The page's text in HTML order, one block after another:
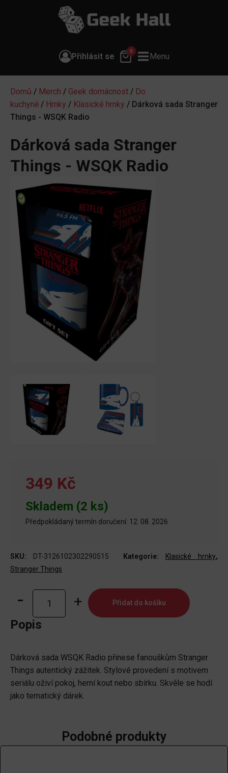
Přihlásit se
0
Menu
Domů / Merch / Geek domácnost / Do
kuchyně / Hrnky / Klasické hrnky / Dárková sada Stranger
Things - WSQK Radio
Dárková sada Stranger
Things - WSQK Radio
349 Kč
Skladem (2 ks)
Předpokládaný termín doručení: 12. 08. 2026
SKU: DT-3126102302290515 Kategorie: Klasické hrnky,
Stranger Things
Stranger
WSQK
Radio
množství
Přidat do košíku
Popis
Dárková sada WSQK Radio přinese fanouškům Stranger
Things autentický zážitek. Stylové provedení s motivem
seriálu oživí pokoj, herní kout nebo sbírku. Skvěle se hodí
jako tematický dárek.
Podobné produkty